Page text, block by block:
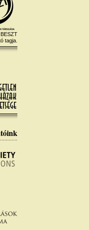
tagja.